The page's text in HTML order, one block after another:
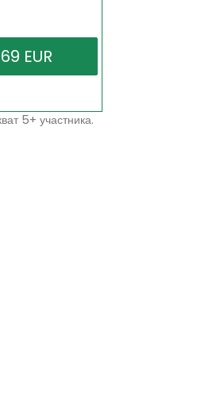
5+ участника.